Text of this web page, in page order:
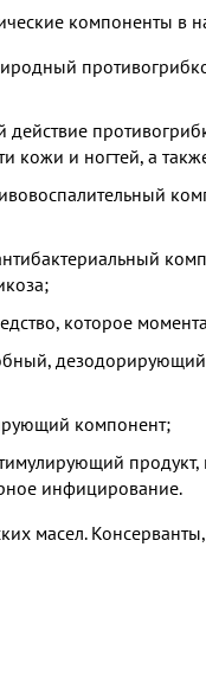
компоненты в
кожи и ногтей, а
которое
компонент;
продукт,
инфицирование.
масел.